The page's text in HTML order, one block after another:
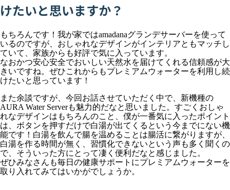
けたいと思いますか？
もちろんです！我が家ではamadanaグランデサーバーを使って
いるのですが、おしゃれなデザインがインテリアともマッチし
ていて、家族からも好評で気に入っています。
なおかつ安心安全でおいしい天然水を届けてくれる信頼感が大
きいですね。ぜひこれからもプレミアムウォーターを利用し続
けたいと思っています！
また余談ですが、今回お話させていただく中で、新機種の
AURA Water Serverも魅力的だなと思いました。すごくおしゃ
れなデザインはもちろんのこと、僕が一番気に入ったポイント
は、ボタンを押すだけで白湯が出てくるという今までにない機
能です！白湯を飲んで腸を温めることは腸活に繋がりますが、
白湯を作る時間が無く、習慣化できないという声も多く聞くの
で、そういった方にとって凄く便利だなと感じました。
ぜひみなさんも毎日の健康サポートにプレミアムウォーターを
取り入れてみてはいかがでしょうか。